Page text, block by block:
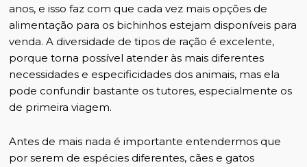
anos, e isso faz com que cada vez mais opções de
alimentação para os bichinhos estejam disponíveis para
venda. A diversidade de tipos de ração é excelente,
porque torna possível atender às mais diferentes
necessidades e especificidades dos animais, mas ela
pode confundir bastante os tutores, especialmente os
de primeira viagem.
Antes de mais nada é importante entendermos que
por serem de espécies diferentes, cães e gatos